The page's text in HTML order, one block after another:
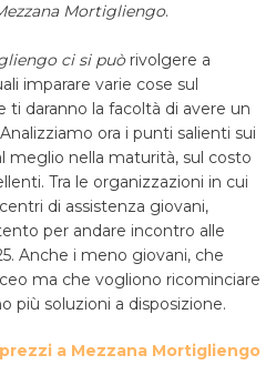
Mortigliengo.
ci si puòrivolgere a
imparare varie cose sul
ti daranno la facoltà di avere un
ora i punti salienti sui
meglio nella maturità, sul costo
Tra le organizzazioni in cui
di assistenza giovani,
per andare incontro alle
Anche i meno giovani, che
ma che vogliono ricominciare
più soluzioni a disposizione.
a Mezzana Mortigliengo